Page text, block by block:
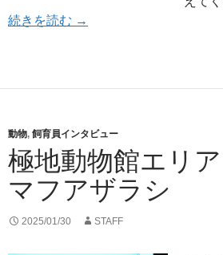
続きを読む 極地動物館エリア（３）
→
動物, 飼育員インタビュー
極地動物館エリ
マフアザラシ
2025/01/30 STAFF